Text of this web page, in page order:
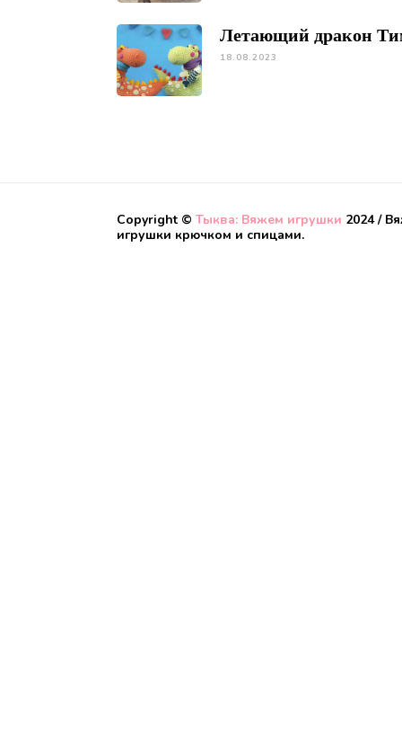
Летающий дракон
18.08.2023
Copyright © Тыква: Вяжем игрушки 2024 /
игрушки крючком и спицами.